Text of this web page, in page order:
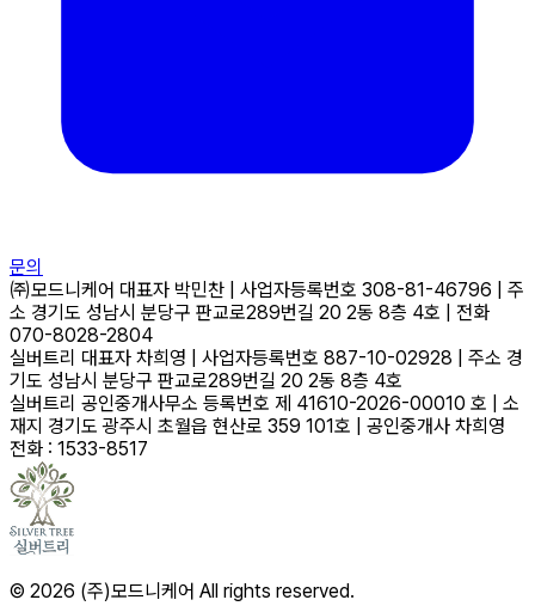
문의
㈜모드니케어 대표자 박민찬 사업자등록번호 308-81-46796
주
소 경기도 성남시 분당구 판교로289번길 20 2동 8층 4호
전화
070-8028-2804
실버트리 대표자 차희영 사업자등록번호 887-10-02928 주소 경
기도 성남시 분당구 판교로289번길 20 2동 8층 4호
실버트리 공인중개사무소 등록번호 제 41610-2026-00010 호
소
재지 경기도 광주시 초월읍 현산로 359 101호 공인중개사 차희영
전화 : 1533-8517
© 2026 (주)모드니케어 All rights reserved.